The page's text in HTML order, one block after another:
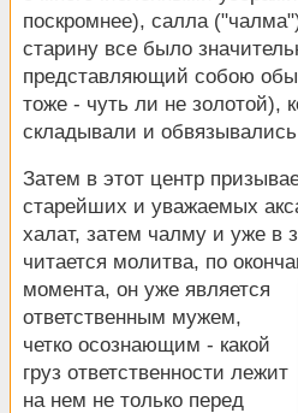
поскромнее), салла
старину все было
представляющий собою
тоже - чуть ли не золотой),
складывали и
Затем в этот центр
старейших и уважаемых
халат, затем чалму и уже в
читается молитва, по
момента, он уже является
ответственным мужем,
четко осознающим - какой
груз ответственности лежит
на нем не только перед